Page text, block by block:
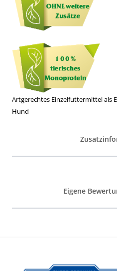
Artgerechtes Einzelfuttermittel als
Hund
Eigene